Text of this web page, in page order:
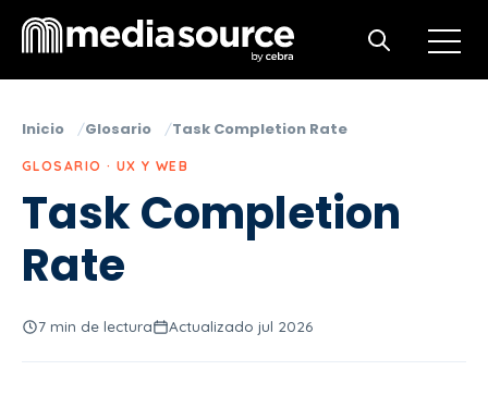
Open
Open search
Inicio Glosario Task Completion Rate
GLOSARIO · UX Y WEB
Task Completion
Rate
7 min de lectura Actualizado jul 2026